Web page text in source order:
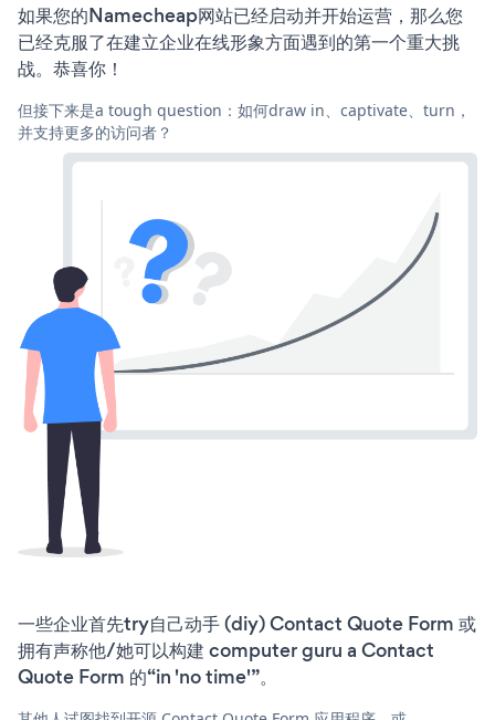
如果您的Namecheap网站已经启动并开始运营，那么您
已经克服了在建立企业在线形象方面遇到的第一个重大挑
战。恭喜你！
但接下来是a tough question：如何draw in、captivate、turn，
并支持更多的访问者？
一些企业首先try自己动手 (diy) Contact Quote Form 或
拥有声称他/她可以构建 computer guru a Contact
Quote Form 的“in 'no time'”。